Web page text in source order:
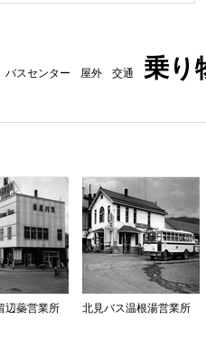
バスセンター 屋外 交通 乗り
辺蘂営業所 北見バス温根湯営業所